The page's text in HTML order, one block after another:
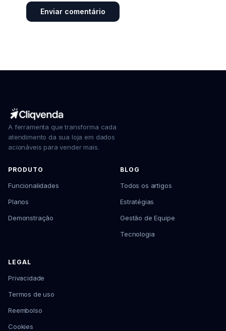
A ferramenta que transforma cada
atendimento da sua loja em dados
acionáveis para vender mais.
PRODUTO
Funcionalidades
Planos
Demonstração
BLOG
Todos os artigos
Estratégias
Gestão de Equipe
Tecnologia
LEGAL
Privacidade
Termos de uso
Reembolso
Cookies